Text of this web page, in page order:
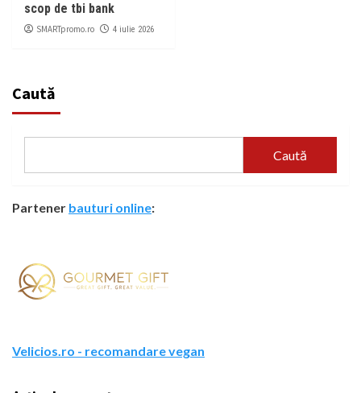
scop de tbi bank
SMARTpromo.ro 4 iulie 2026
Caută
Caută
Partener bauturi online:
Velicios.ro - recomandare vegan